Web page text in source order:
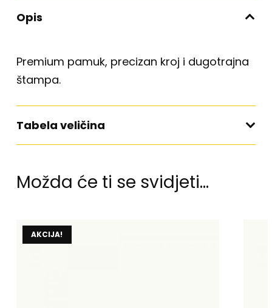
Opis
Premium pamuk, precizan kroj i dugotrajna
štampa.
Tabela veličina
Možda će ti se svidjeti…
AKCIJA!